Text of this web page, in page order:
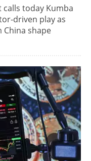
today Kumba
driven play as
shape